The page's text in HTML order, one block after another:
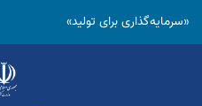
«سرمایه‌گذاری برای تولید»